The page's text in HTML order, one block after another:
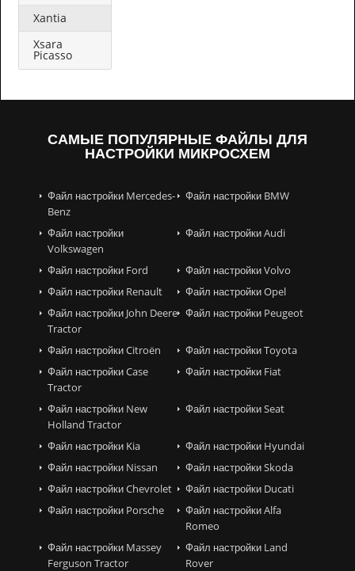
Xantia
Xsara
Picasso
САМЫЕ ПОПУЛЯРНЫЕ ФАЙЛЫ ДЛЯ
НАСТРОЙКИ МИКРОСХЕМ
Файл настройки Mercedes-
Benz
Файл настройки BMW
Файл настройки
Volkswagen
Файл настройки Audi
Файл настройки Ford
Файл настройки Volvo
Файл настройки Renault
Файл настройки Opel
Файл настройки John Deere
Tractor
Файл настройки Peugeot
Файл настройки Citroën
Файл настройки Toyota
Файл настройки Case
Tractor
Файл настройки Fiat
Файл настройки New
Holland Tractor
Файл настройки Seat
Файл настройки Kia
Файл настройки Hyundai
Файл настройки Nissan
Файл настройки Skoda
Файл настройки Chevrolet
Файл настройки Ducati
Файл настройки Porsche
Файл настройки Alfa
Romeo
Файл настройки Massey
Ferguson Tractor
Файл настройки Land
Rover